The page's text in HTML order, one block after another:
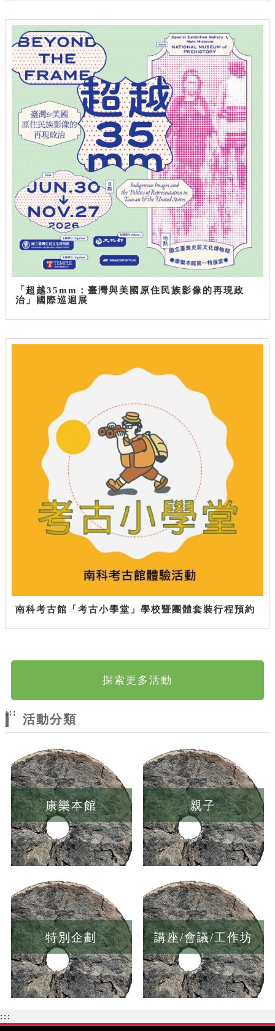
「超越35mm：臺灣與美國原住民族影像的再現政
治」國際巡迴展
南科考古館「考古小學堂」學校暨團體套裝行程預約
探索更多活動
:::
活動分類
康樂本館 親子
特別企劃 講座/會議/工作坊
:::